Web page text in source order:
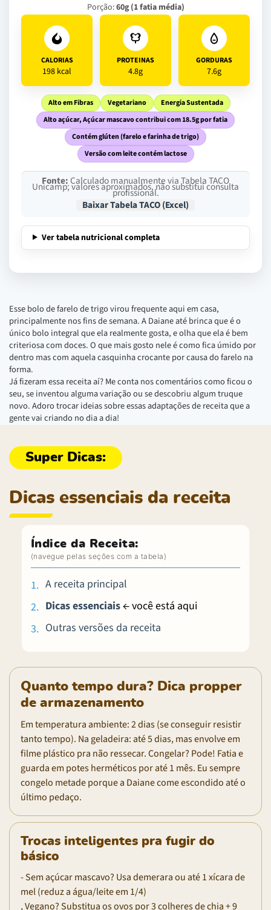
Porção:60g (1 fatia média)
CALORIAS
198 kcal
PROTEINAS
4.8g
GORDURAS
7.6g
Alto em Fibras Vegetariano
Energia Sustentada
Alto açúcar, Açúcar mascavo contribui com 18.5g por fatia
Contém glúten (farelo e farinha de trigo)
Versão com leite contém lactose
Fonte:Calculado manualmente via Tabela TACO
Unicamp; valores aproximados, não substitui consulta
profissional.
Baixar Tabela TACO (Excel)
Ver tabela nutricional completa
Esse bolo de farelo de trigo virou frequente aqui em casa,
principalmente nos fins de semana. A Daiane até brinca que é o
único bolo integral que ela realmente gosta, e olha que ela é bem
criteriosa com doces. O que mais gosto nele é como fica úmido por
dentro mas com aquela casquinha crocante por causa do farelo na
forma.
Já fizeram essa receita aí? Me conta nos comentários como ficou o
seu, se inventou alguma variação ou se descobriu algum truque
novo. Adoro trocar ideias sobre essas adaptações de receita que a
gente vai criando no dia a dia!
Dicas essenciais da receita
Índice da Receita:
A receita principal
Dicas essenciais← você está aqui
Outras versões da receita
Quanto tempo dura? Dica propper
de armazenamento
Em temperatura ambiente: 2 dias (se conseguir resistir
tanto tempo). Na geladeira: até 5 dias, mas envolve em
filme plástico pra não ressecar. Congelar? Pode! Fatia e
guarda em potes herméticos por até 1 mês. Eu sempre
congelo metade porque a Daiane come escondido até o
último pedaço.
Trocas inteligentes pra fugir do
básico
- Sem açúcar mascavo? Usa demerara ou até 1 xícara de
mel (reduz a água/leite em 1/4)
, Vegano? Substitua os ovos por 3 colheres de chia + 9